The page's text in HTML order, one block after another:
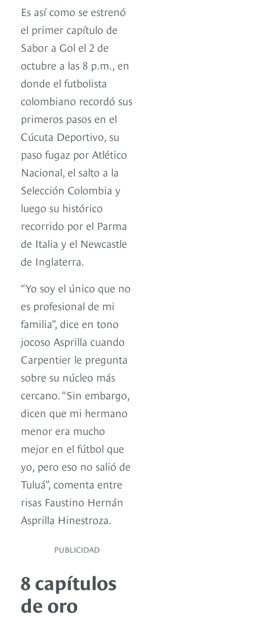
Es así como se estrenó
el primer capítulo de
Sabor a Gol el 2 de
octubre a las 8 p.m., en
donde el futbolista
colombiano recordó sus
primeros pasos en el
Cúcuta Deportivo, su
paso fugaz por Atlético
Nacional, el salto a la
Selección Colombia y
luego su histórico
recorrido por el Parma
de Italia y el Newcastle
de Inglaterra.
“Yo soy el único que no
es profesional de mi
familia”, dice en tono
jocoso Asprilla cuando
Carpentier le pregunta
sobre su núcleo más
cercano. “Sin embargo,
dicen que mi hermano
menor era mucho
mejor en el fútbol que
yo, pero eso no salió de
Tuluá”, comenta entre
risas Faustino Hernán
Asprilla Hinestroza.
PUBLICIDAD
8 capítulos
de oro